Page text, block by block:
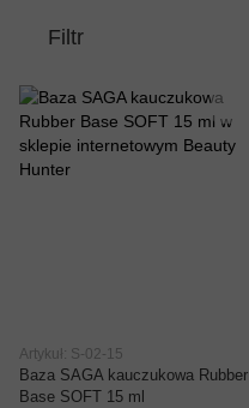
Filtr
Artykuł: S-02-15
Baza SAGA kauczukowa Rubber
Base SOFT 15 ml